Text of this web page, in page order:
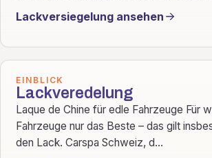
Lackversiegelung ansehen
EINBLICK
Lackveredelung
Laque de Chine für edle Fahrzeuge Für
Fahrzeuge nur das Beste – das gilt
den Lack. Carspa Schweiz, d...